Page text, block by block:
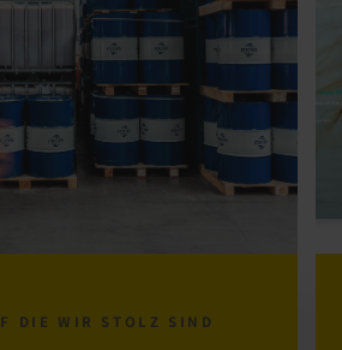
DIE WIR STOLZ SIND